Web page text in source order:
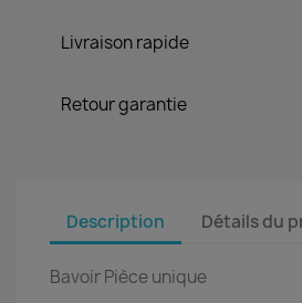
Livraison rapide
Retour garantie
Description Détails du
Bavoir Pièce unique